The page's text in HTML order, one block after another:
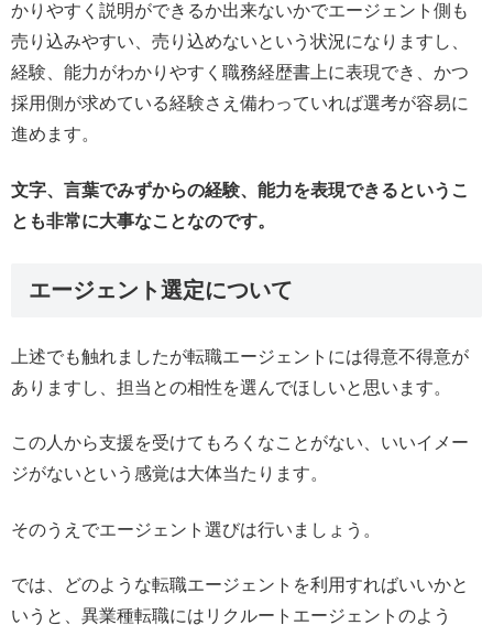
かりやすく説明ができるか出来ないかでエージェント側も
売り込みやすい、売り込めないという状況になりますし、
経験、能力がわかりやすく職務経歴書上に表現でき、かつ
採用側が求めている経験さえ備わっていれば選考が容易に
進めます。
文字、言葉でみずからの経験、能力を表現できるというこ
とも非常に大事なことなのです。
エージェント選定について
上述でも触れましたが転職エージェントには得意不得意が
ありますし、担当との相性を選んでほしいと思います。
この人から支援を受けてもろくなことがない、いいイメー
ジがないという感覚は大体当たります。
そのうえでエージェント選びは行いましょう。
では、どのような転職エージェントを利用すればいいかと
いうと、異業種転職にはリクルートエージェントのよう